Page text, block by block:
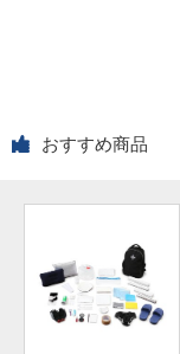
おすすめ商品